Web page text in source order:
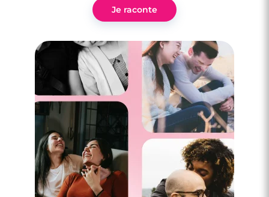
3 minutes
Comment passer la St-Valentin quand on
est célibataire ?
Je raconte